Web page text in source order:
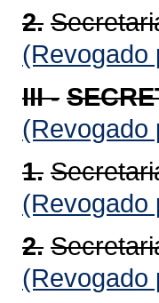
2.
(Revogado
III -
(Revogado
1.
(Revogado
2.
(Revogado